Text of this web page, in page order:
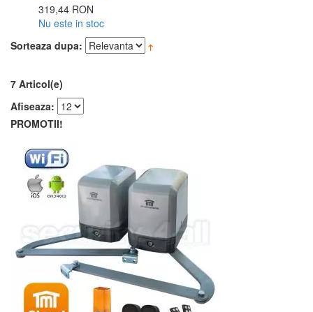
319,44 RON
Nu este in stoc
Sorteaza dupa:
7 Articol(e)
Afiseaza:
PROMOTII!